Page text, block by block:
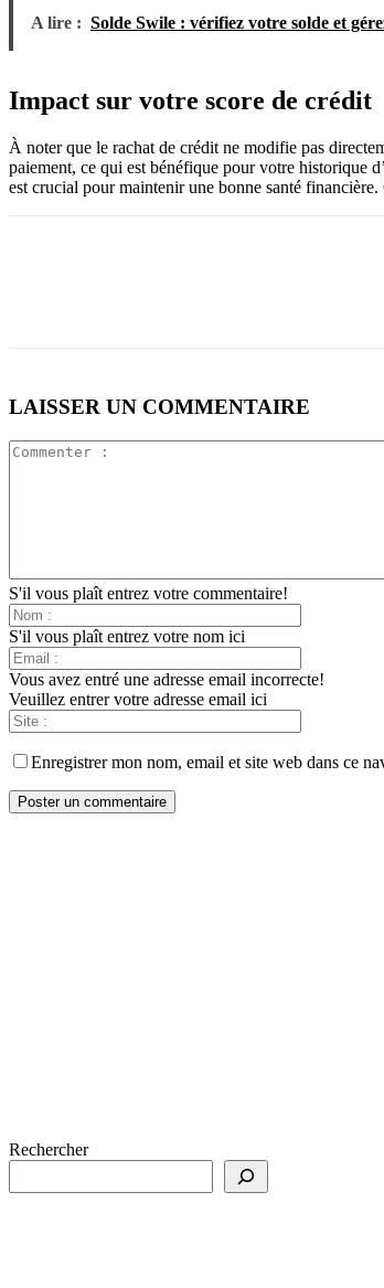
A lire : Solde Swile : vérifiez votre solde et
Impact sur votre score de crédit
À noter que le rachat de crédit ne modifie pas
paiement, ce qui est bénéfique pour votre historique
est crucial pour maintenir une bonne santé
LAISSER UN COMMENTAIRE
S'il vous plaît entrez votre commentaire!
S'il vous plaît entrez votre nom ici
Vous avez entré une adresse email incorrecte!
Veuillez entrer votre adresse email ici
Enregistrer mon nom, email et site web dans ce
Rechercher